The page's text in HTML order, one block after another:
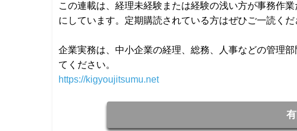
この連載は、経理未経験または経験の浅い方が事務作
にしています。定期購読されている方はぜひご一読くだ
企業実務は、中小企業の経理、総務、人事などの管理
てください。
https://kigyoujitsumu.net